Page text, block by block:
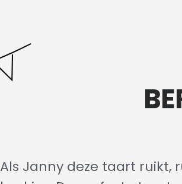
Als Janny deze taart ruikt,